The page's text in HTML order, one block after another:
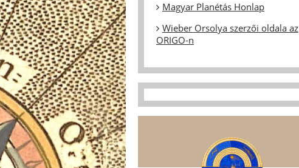
Magyar Planétás Honlap
Wieber Orsolya szerzői oldala az
ORIGO-n